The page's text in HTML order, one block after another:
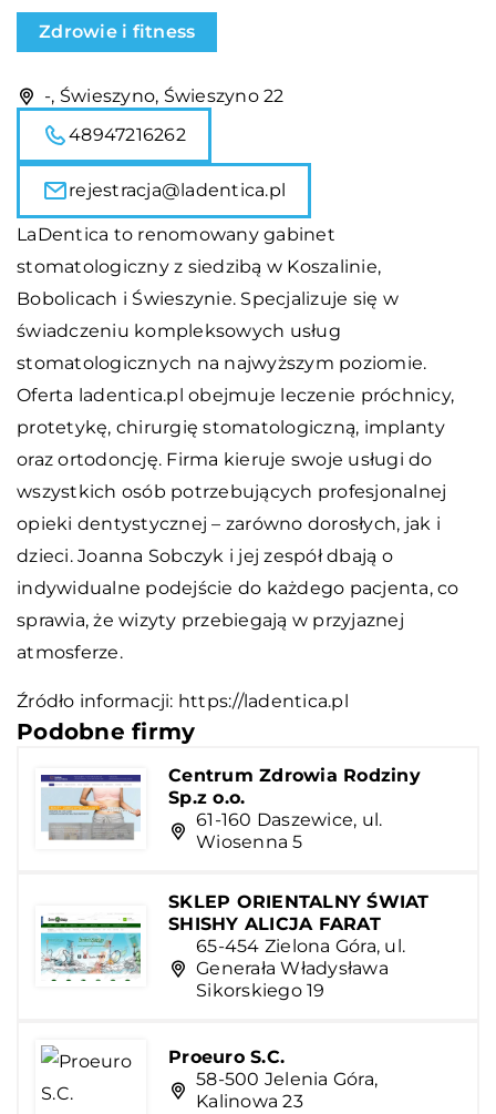
Zdrowie i fitness
-, Świeszyno, Świeszyno 22
48947216262
rejestracja@ladentica.pl
LaDentica to renomowany gabinet
stomatologiczny z siedzibą w Koszalinie,
Bobolicach i Świeszynie. Specjalizuje się w
świadczeniu kompleksowych usług
stomatologicznych na najwyższym poziomie.
Oferta ladentica.pl obejmuje leczenie próchnicy,
protetykę, chirurgię stomatologiczną, implanty
oraz ortodoncję. Firma kieruje swoje usługi do
wszystkich osób potrzebujących profesjonalnej
opieki dentystycznej – zarówno dorosłych, jak i
dzieci. Joanna Sobczyk i jej zespół dbają o
indywidualne podejście do każdego pacjenta, co
sprawia, że wizyty przebiegają w przyjaznej
atmosferze.
Źródło informacji: https://ladentica.pl
Podobne firmy
Centrum Zdrowia Rodziny
Sp.z o.o.
61-160 Daszewice, ul.
Wiosenna 5
SKLEP ORIENTALNY ŚWIAT
SHISHY ALICJA FARAT
65-454 Zielona Góra, ul.
Generała Władysława
Sikorskiego 19
Proeuro S.C.
58-500 Jelenia Góra,
Kalinowa 23